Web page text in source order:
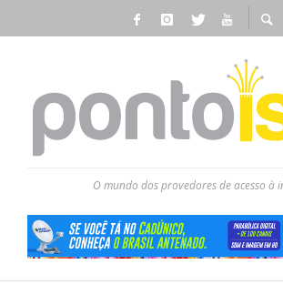
O mundo dos provedores de acesso à